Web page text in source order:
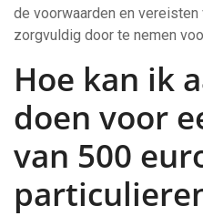
de voorwaarden en
zorgvuldig door te nemen
Hoe kan ik
doen voor
van 500